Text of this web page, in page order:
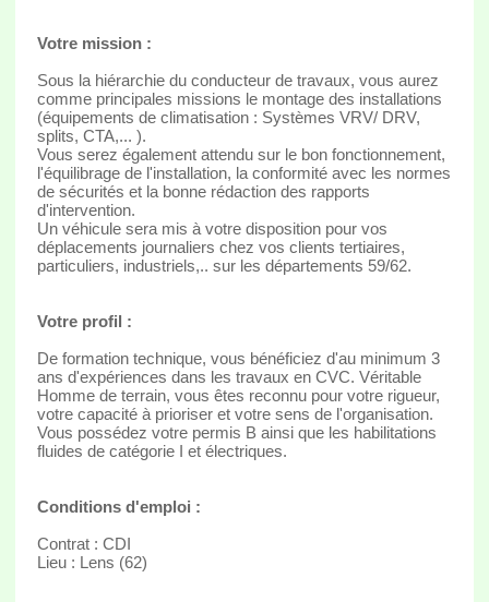
Votre mission :
Sous la hiérarchie du conducteur de travaux, vous aurez
comme principales missions le montage des installations
(équipements de climatisation : Systèmes VRV/ DRV,
splits, CTA,... ).
Vous serez également attendu sur le bon fonctionnement,
l'équilibrage de l'installation, la conformité avec les normes
de sécurités et la bonne rédaction des rapports
d'intervention.
Un véhicule sera mis à votre disposition pour vos
déplacements journaliers chez vos clients tertiaires,
particuliers, industriels,.. sur les départements 59/62.
Votre profil :
De formation technique, vous bénéficiez d'au minimum 3
ans d'expériences dans les travaux en CVC. Véritable
Homme de terrain, vous êtes reconnu pour votre rigueur,
votre capacité à prioriser et votre sens de l'organisation.
Vous possédez votre permis B ainsi que les habilitations
fluides de catégorie I et électriques.
Conditions d'emploi :
Contrat : CDI
Lieu : Lens (62)